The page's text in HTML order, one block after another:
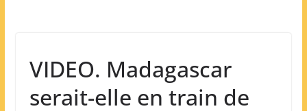
VIDEO. Madagascar
serait-elle en train de